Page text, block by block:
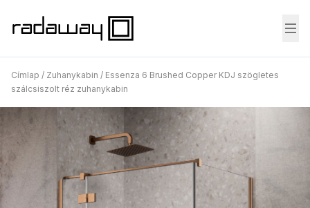
Címlap / Zuhanykabin / Essenza 6 Brushed Copper KDJ szögletes
szálcsiszolt réz zuhanykabin